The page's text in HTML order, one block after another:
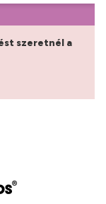
szeretnél a